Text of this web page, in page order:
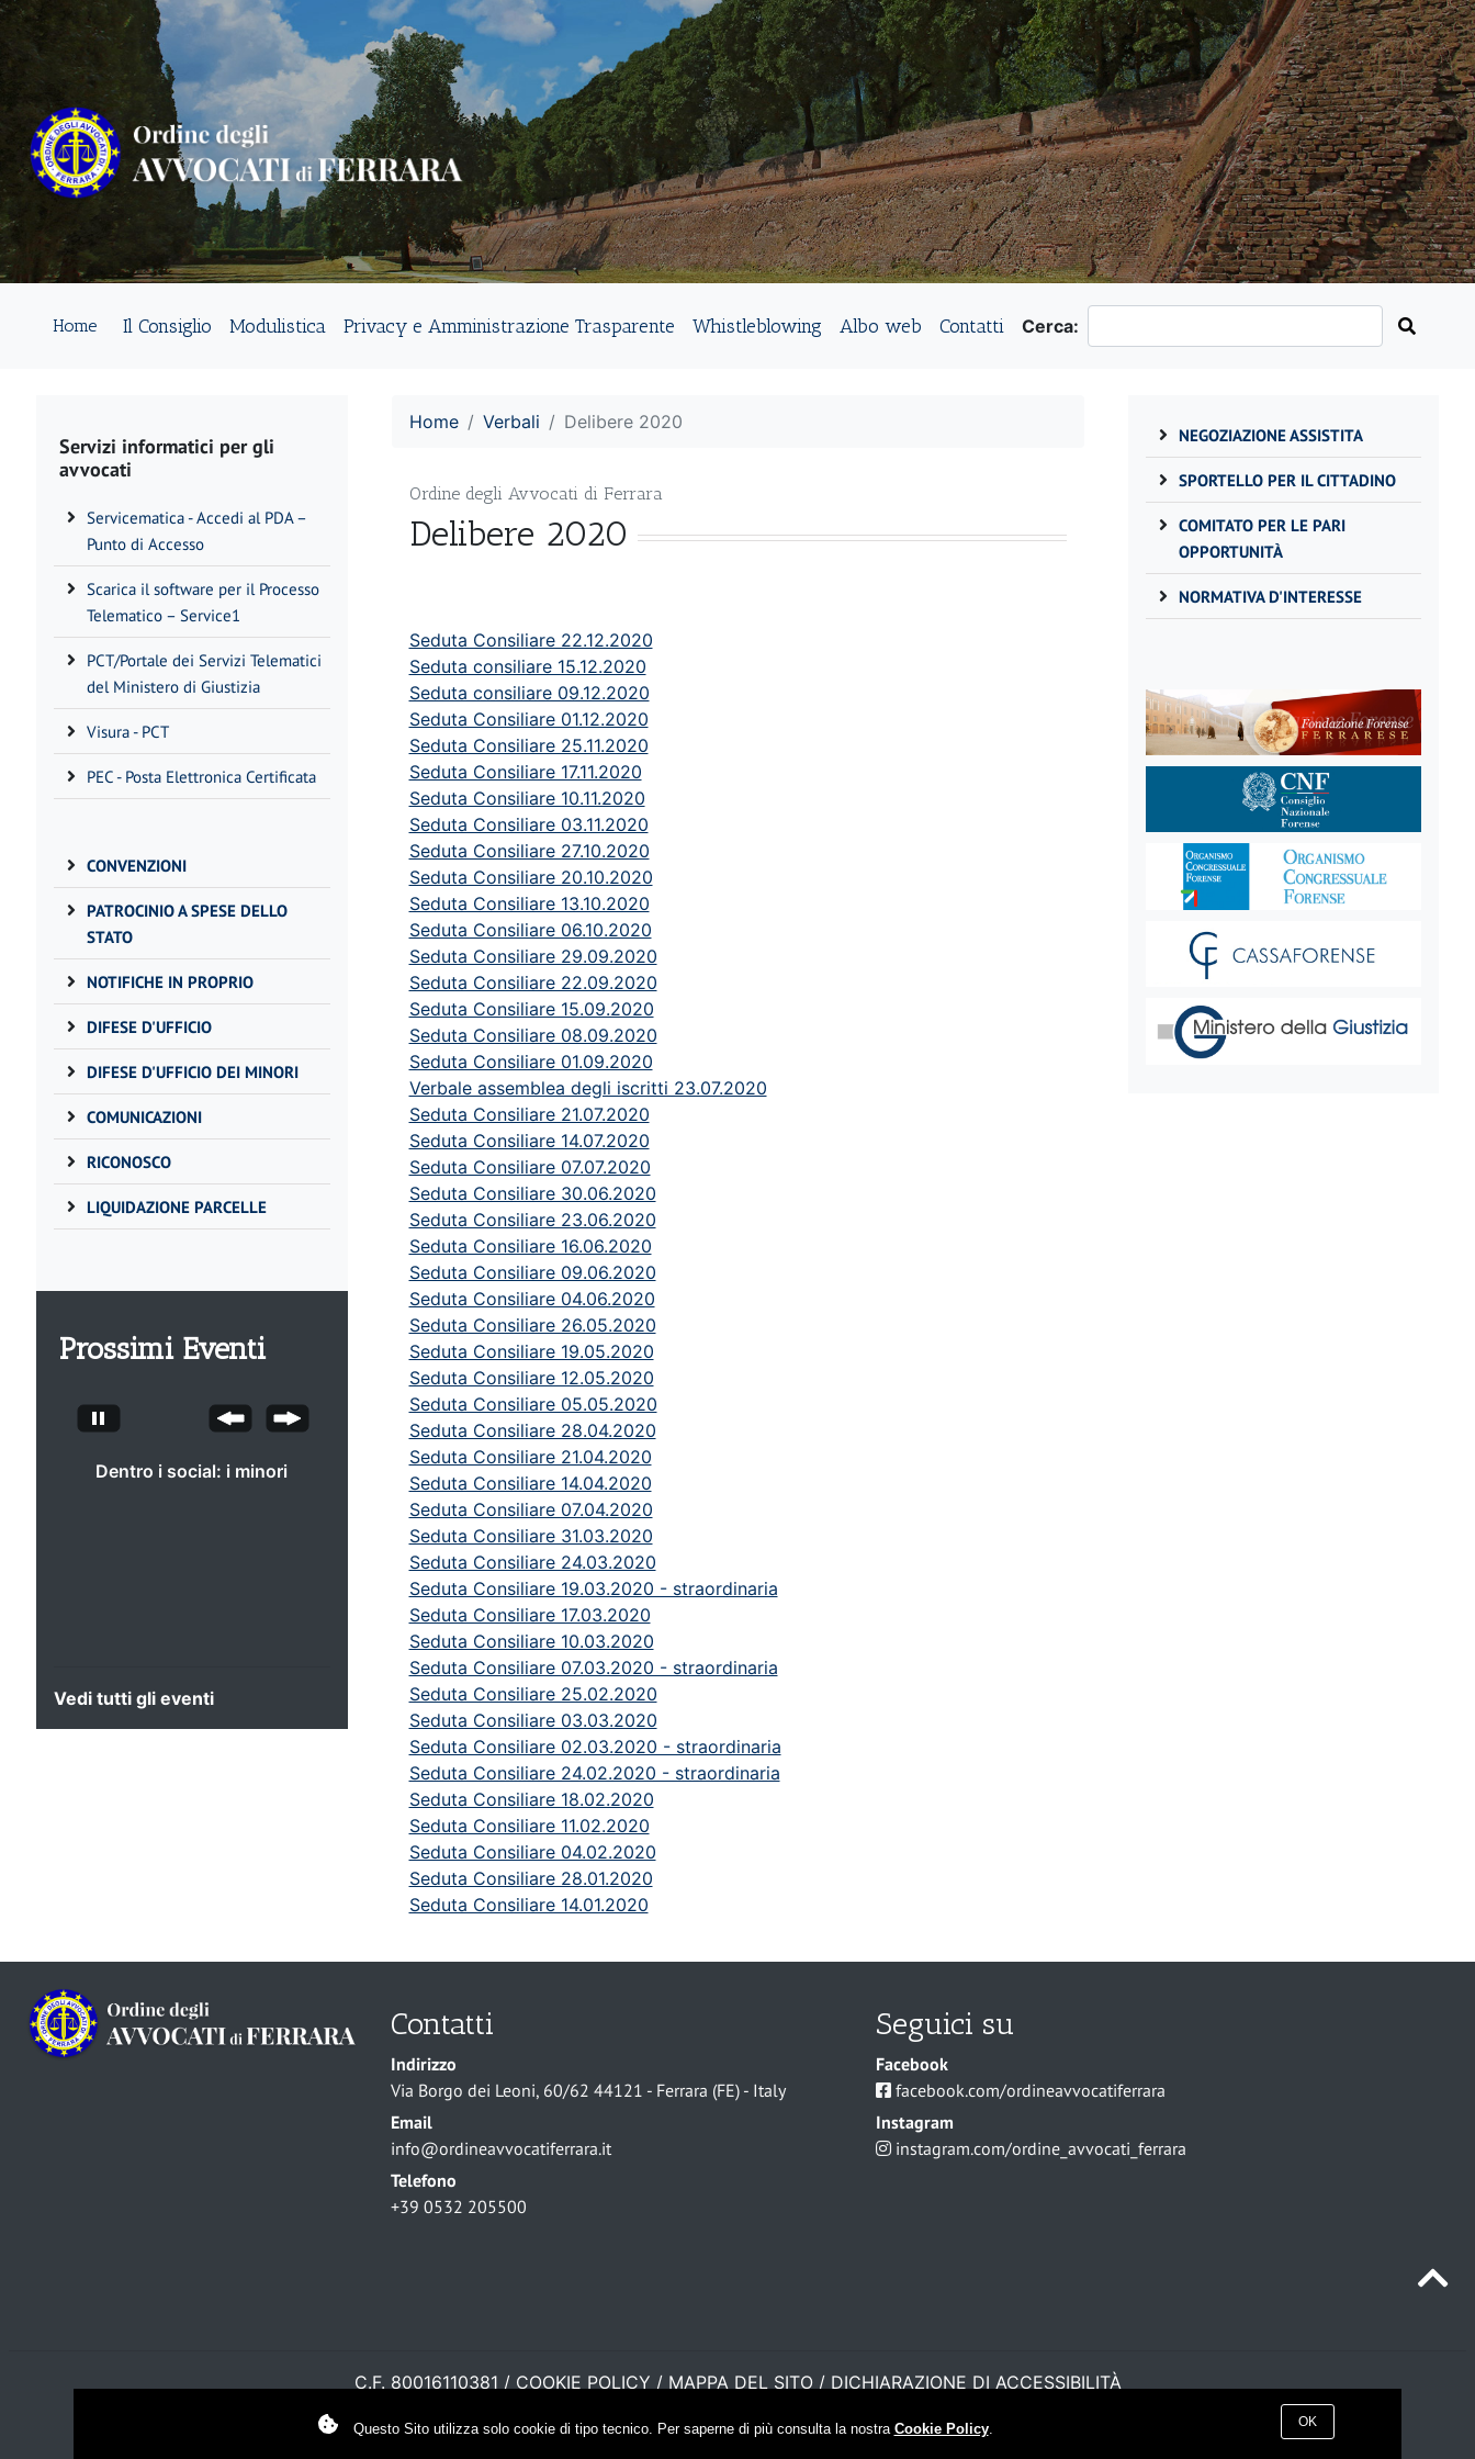
Home Il Consiglio Modulistica Privacy e Amministrazione Trasparente Whistleblowing Albo web Contatti Cerca:
Servizi informatici per gli
avvocati
Servicematica - Accedi al PDA –
Punto di Accesso
Scarica il software per il Processo
Telematico – Service1
PCT/Portale dei Servizi Telematici
del Ministero di Giustizia
Visura - PCT
PEC - Posta Elettronica Certificata
CONVENZIONI
PATROCINIO A SPESE DELLO
STATO
NOTIFICHE IN PROPRIO
DIFESE D'UFFICIO
DIFESE D'UFFICIO DEI MINORI
COMUNICAZIONI
RICONOSCO
LIQUIDAZIONE PARCELLE
Prossimi Eventi
Dentro i social: i minori
Vedi tutti gli eventi
Home Verbali Delibere 2020
Ordine degli Avvocati di Ferrara
Delibere 2020
Seduta Consiliare 22.12.2020
Seduta consiliare 15.12.2020
Seduta consiliare 09.12.2020
Seduta Consiliare 01.12.2020
Seduta Consiliare 25.11.2020
Seduta Consiliare 17.11.2020
Seduta Consiliare 10.11.2020
Seduta Consiliare 03.11.2020
Seduta Consiliare 27.10.2020
Seduta Consiliare 20.10.2020
Seduta Consiliare 13.10.2020
Seduta Consiliare 06.10.2020
Seduta Consiliare 29.09.2020
Seduta Consiliare 22.09.2020
Seduta Consiliare 15.09.2020
Seduta Consiliare 08.09.2020
Seduta Consiliare 01.09.2020
Verbale assemblea degli iscritti 23.07.2020
Seduta Consiliare 21.07.2020
Seduta Consiliare 14.07.2020
Seduta Consiliare 07.07.2020
Seduta Consiliare 30.06.2020
Seduta Consiliare 23.06.2020
Seduta Consiliare 16.06.2020
Seduta Consiliare 09.06.2020
Seduta Consiliare 04.06.2020
Seduta Consiliare 26.05.2020
Seduta Consiliare 19.05.2020
Seduta Consiliare 12.05.2020
Seduta Consiliare 05.05.2020
Seduta Consiliare 28.04.2020
Seduta Consiliare 21.04.2020
Seduta Consiliare 14.04.2020
Seduta Consiliare 07.04.2020
Seduta Consiliare 31.03.2020
Seduta Consiliare 24.03.2020
Seduta Consiliare 19.03.2020 - straordinaria
Seduta Consiliare 17.03.2020
Seduta Consiliare 10.03.2020
Seduta Consiliare 07.03.2020 - straordinaria
Seduta Consiliare 25.02.2020
Seduta Consiliare 03.03.2020
Seduta Consiliare 02.03.2020 - straordinaria
Seduta Consiliare 24.02.2020 - straordinaria
Seduta Consiliare 18.02.2020
Seduta Consiliare 11.02.2020
Seduta Consiliare 04.02.2020
Seduta Consiliare 28.01.2020
Seduta Consiliare 14.01.2020
NEGOZIAZIONE ASSISTITA
SPORTELLO PER IL CITTADINO
COMITATO PER LE PARI
OPPORTUNITÀ
NORMATIVA D'INTERESSE
Contatti
Indirizzo
Via Borgo dei Leoni, 60/62 44121 - Ferrara (FE) - Italy
Email
info@ordineavvocatiferrara.it
Telefono
+39 0532 205500
Seguici su
Facebook
facebook.com/ordineavvocatiferrara
Instagram
instagram.com/ordine_avvocati_ferrara
C.F. 80016110381 / COOKIE POLICY / MAPPA DEL SITO/ DICHIARAZIONE DI ACCESSIBILITÀ
Questo Sito utilizza solo cookie di tipo tecnico. Per saperne di più consulta la nostra Cookie Policy. OK